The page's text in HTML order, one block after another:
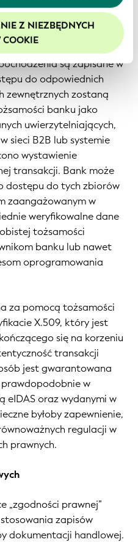
informacji znajduje się w
.
plików cookie, aby
z naszej witryny.
Z NIEZBĘDNYCH
COOKIE
akredytywę,
dostęp do kilku sieci
zakupu, faktura,
są zapisane w
do odpowiednich
zewnętrznych zostaną
banku jako
uwierzytelniających,
sieci B2B lub systemie
wystawienie
transakcji. Bank może
dostępu do tych zbiorów
zaangażowanym w
weryfikowalne dane
tożsamości
banku lub nawet
oprogramowania
za pomocą tożsamości
X.509, który jest
się na korzeniu
transakcji
jest gwarantowana
w
eIDAS oraz wydanymi w
byłoby zapewnienie,
regulacji w
prawnych.
„zgodności prawnej”
zapisów
dokumentacji handlowej.